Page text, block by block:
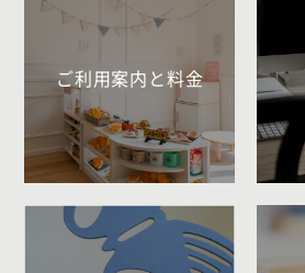
ご利用案内と料金